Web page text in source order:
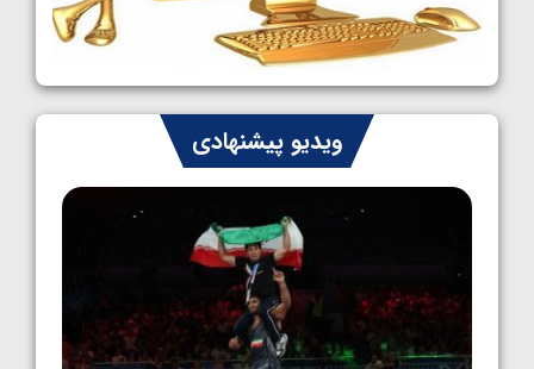
کشتی فرنگی نوجوانان جهان؛ سکوی تیمی
سوم برای ایران
1405/05/07
ایران چشم به راه چهار مدال در پنج وزن دوم
کشتی فرنگی نوجوانان جهان
1405/05/06
ویدیو پیشنهادی